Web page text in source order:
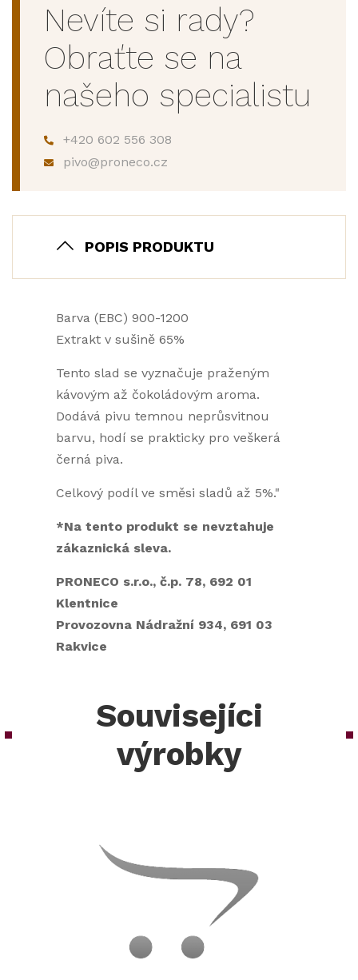
Nevíte si rady?
Obraťte se na
našeho specialistu
+420 602 556 308
pivo@proneco.cz
POPIS PRODUKTU
Barva (EBC) 900-1200
Extrakt v sušině 65%
Tento slad se vyznačuje praženým
kávovým až čokoládovým aroma.
Dodává pivu temnou neprůsvitnou
barvu, hodí se prakticky pro veškerá
černá piva.
Celkový podíl ve směsi sladů až 5%."
*Na tento produkt se nevztahuje
zákaznická sleva.
PRONECO s.r.o., č.p. 78, 692 01
Klentnice
Provozovna Nádražní 934, 691 03
Rakvice
Souvisejíci
výrobky